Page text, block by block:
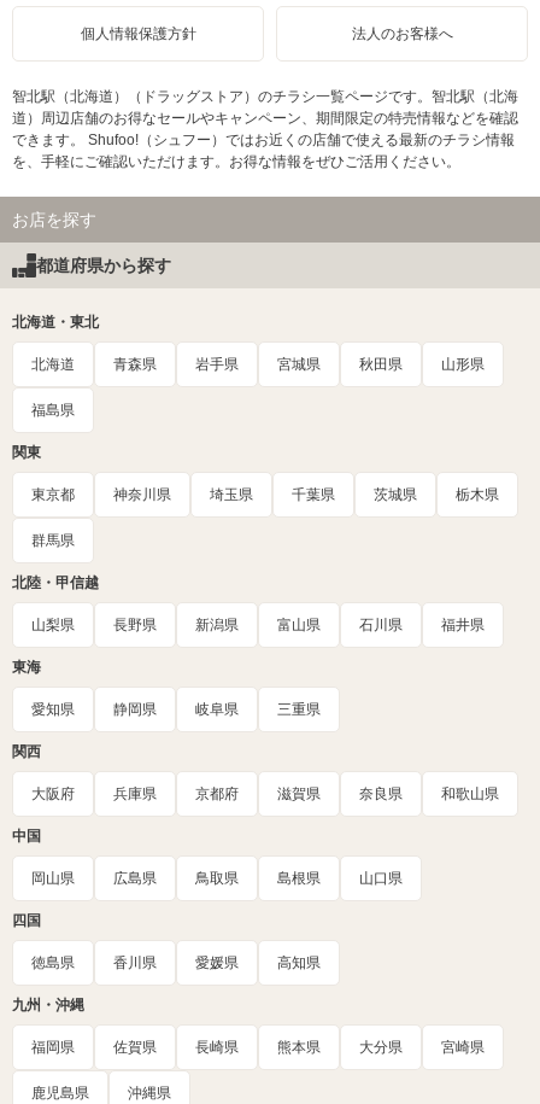
個人情報保護方針 法人のお客様へ
智北駅（北海道）（ドラッグストア）のチラシ一覧ページです。智北駅（北海
道）周辺店舗のお得なセールやキャンペーン、期間限定の特売情報などを確認
できます。 Shufoo!（シュフー）ではお近くの店舗で使える最新のチラシ情報
を、手軽にご確認いただけます。お得な情報をぜひご活用ください。
お店を探す
都道府県から探す
北海道・東北
北海道 青森県 岩手県 宮城県 秋田県 山形県
福島県
関東
東京都 神奈川県 埼玉県 千葉県 茨城県 栃木県
群馬県
北陸・甲信越
山梨県 長野県 新潟県 富山県 石川県 福井県
東海
愛知県 静岡県 岐阜県 三重県
関西
大阪府 兵庫県 京都府 滋賀県 奈良県 和歌山県
中国
岡山県 広島県 鳥取県 島根県 山口県
四国
徳島県 香川県 愛媛県 高知県
九州・沖縄
福岡県 佐賀県 長崎県 熊本県 大分県 宮崎県
鹿児島県 沖縄県